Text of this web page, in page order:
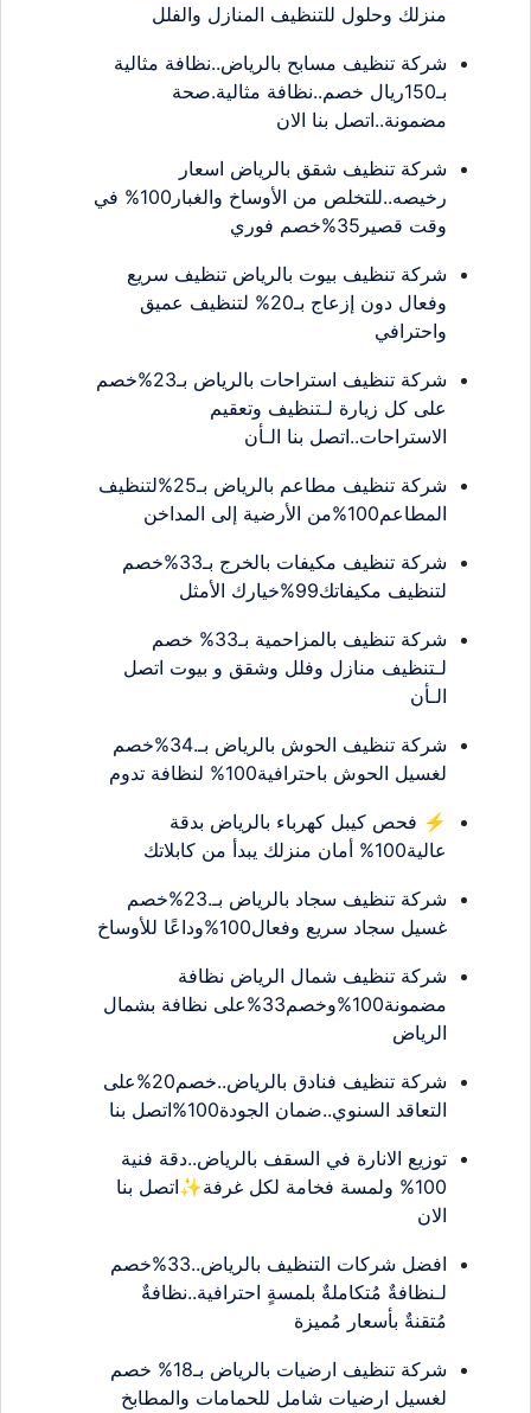
منزلك وحلول للتنظيف المنازل والفلل
شركة تنظيف مسابح بالرياض..نظافة مثالية
بـ150ريال خصم..نظافة مثالية.صحة
مضمونة..اتصل بنا الان
شركة تنظيف شقق بالرياض اسعار
رخيصه..للتخلص من الأوساخ والغبار100% في
وقت قصير35%خصم فوري
شركة تنظيف بيوت بالرياض تنظيف سريع
وفعال دون إزعاج بـ20% لتنظيف عميق
واحترافي
شركة تنظيف استراحات بالرياض بـ23%خصم
على كل زيارة لـتنظيف وتعقيم
الاستراحات..اتصل بنا الـأن
شركة تنظيف مطاعم بالرياض بـ25%لتنظيف
المطاعم100%من الأرضية إلى المداخن
شركة تنظيف مكيفات بالخرج بـ33%خصم
لتنظيف مكيفاتك99%خيارك الأمثل
شركة تنظيف بالمزاحمية بـ33% خصم
لـتنظيف منازل وفلل وشقق و بيوت اتصل
الـأن
شركة تنظيف الحوش بالرياض بـ.34%خصم
لغسيل الحوش باحترافية100% لنظافة تدوم
⚡ فحص كيبل كهرباء بالرياض بدقة
عالية100% أمان منزلك يبدأ من كابلاتك
شركة تنظيف سجاد بالرياض بـ.23%خصم
غسيل سجاد سريع وفعال100%وداعًا للأوساخ
شركة تنظيف شمال الرياض نظافة
مضمونة100%وخصم33%على نظافة بشمال
الرياض
شركة تنظيف فنادق بالرياض..خصم20%على
التعاقد السنوي..ضمان الجودة100%اتصل بنا
توزيع الانارة في السقف بالرياض..دقة فنية
100% ولمسة فخامة لكل غرفة✨اتصل بنا
الان
افضل شركات التنظيف بالرياض..33%خصم
لـنظافةٌ مُتكاملةٌ بلمسةٍ احترافية..نظافةٌ
مُتقنةٌ بأسعار مُميزة
شركة تنظيف ارضيات بالرياض بـ18% خصم
لغسيل ارضيات شامل للحمامات والمطابخ